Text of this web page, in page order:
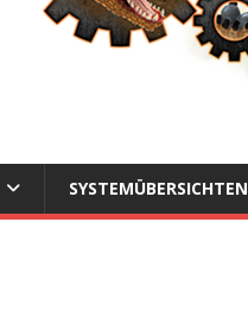
SYSTEMÜBERSICHTEN